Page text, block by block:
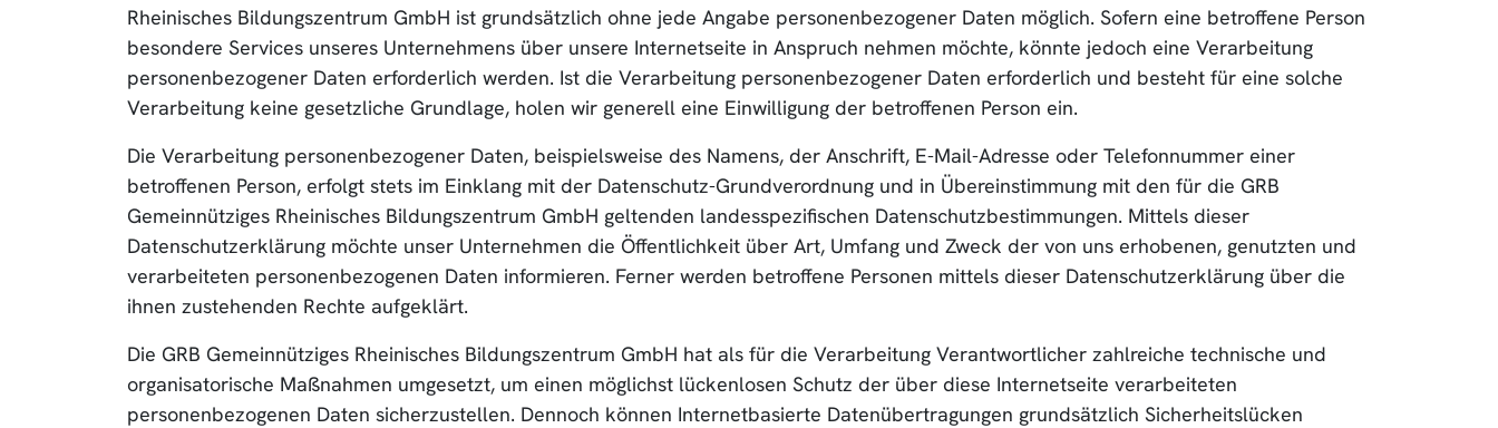
Rheinisches Bildungszentrum GmbH ist grundsätzlich ohne jede Angabe personenbezogener Daten möglich. Sofern eine betroffene Person
besondere Services unseres Unternehmens über unsere Internetseite in Anspruch nehmen möchte, könnte jedoch eine Verarbeitung
personenbezogener Daten erforderlich werden. Ist die Verarbeitung personenbezogener Daten erforderlich und besteht für eine solche
Verarbeitung keine gesetzliche Grundlage, holen wir generell eine Einwilligung der betroffenen Person ein.
Die Verarbeitung personenbezogener Daten, beispielsweise des Namens, der Anschrift, E-Mail-Adresse oder Telefonnummer einer
betroffenen Person, erfolgt stets im Einklang mit der Datenschutz-Grundverordnung und in Übereinstimmung mit den für die GRB
Gemeinnütziges Rheinisches Bildungszentrum GmbH geltenden landesspezifischen Datenschutzbestimmungen. Mittels dieser
Datenschutzerklärung möchte unser Unternehmen die Öffentlichkeit über Art, Umfang und Zweck der von uns erhobenen, genutzten und
verarbeiteten personenbezogenen Daten informieren. Ferner werden betroffene Personen mittels dieser Datenschutzerklärung über die
ihnen zustehenden Rechte aufgeklärt.
Die GRB Gemeinnütziges Rheinisches Bildungszentrum GmbH hat als für die Verarbeitung Verantwortlicher zahlreiche technische und
organisatorische Maßnahmen umgesetzt, um einen möglichst lückenlosen Schutz der über diese Internetseite verarbeiteten
personenbezogenen Daten sicherzustellen. Dennoch können Internetbasierte Datenübertragungen grundsätzlich Sicherheitslücken